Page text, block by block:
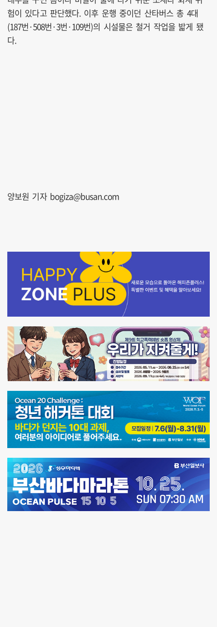
험이 있다고 판단했다. 이후 운행 중이던 산타버스 총 4대
(187번·508번·3번·109번)의 시설물은 철거 작업을 밟게 됐
다.
양보원 기자 bogiza@busan.com